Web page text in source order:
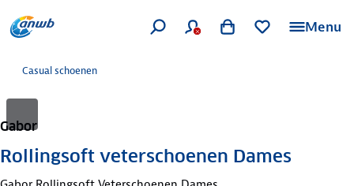
Menu
Casual schoenen
Gabor
Rollingsoft veterschoenen Dames